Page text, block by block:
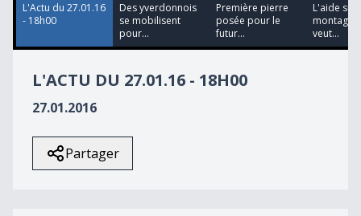
L'Actu du 27.01.16
- 18h00
Des yverdonnois
se mobilisent
pour...
Première pierre
posée pour le
futur...
L'aide
veut...
L'ACTU DU 27.01.16 - 18H00
27.01.2016
Partager